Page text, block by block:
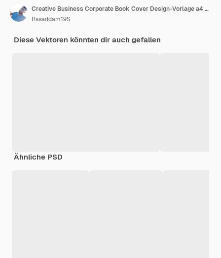
Creative Business Corporate Book Cover Design-Vorlage a4 oder Broschüren-Cover-Design
Rssaddam19S
Diese Vektoren könnten dir auch gefallen
Ähnliche PSD